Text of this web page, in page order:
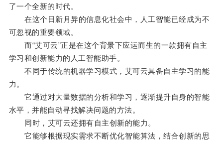
了一个全新的时代。
在这个日新月异的信息化社会中，人工智能已经成为不
可忽视的重要领域。
而“艾可云”正是在这个背景下应运而生的一款拥有自主
学习和创新能力的人工智能助手。
不同于传统的机器学习模式，艾可云具备自主学习的能
力。
它通过对大量数据的分析和学习，逐渐提升自身的智能
水平，并能自动寻找解决问题的方法。
同时，艾可云还拥有自主创新的能力。
它能够根据现实需求不断优化智能算法，结合创新的思